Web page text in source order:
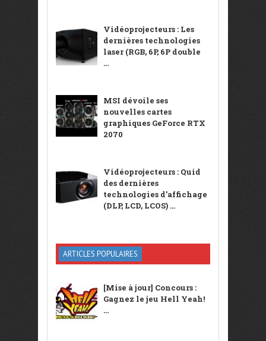
Vidéoprojecteurs : Les
dernières technologies
laser (RGB, 6P, 6P double
...
MSI dévoile ses
nouvelles cartes
graphiques GeForce RTX
2070
Vidéoprojecteurs : Quid
des dernières
technologies d’affichage
(DLP, LCD, LCOS) ...
ARTICLES POPULAIRES
[Mise à jour] Concours :
Gagnez le jeu Hell Yeah!
...